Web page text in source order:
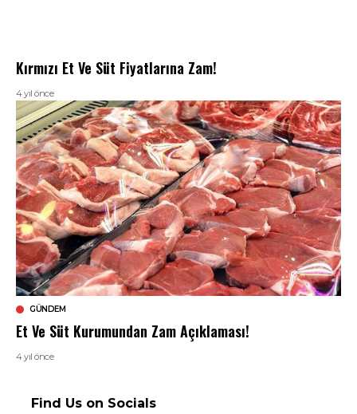
Kırmızı Et Ve Süt Fiyatlarına Zam!
4 yıl önce
GÜNDEM
Et Ve Süt Kurumundan Zam Açıklaması!
4 yıl önce
Find Us on Socials